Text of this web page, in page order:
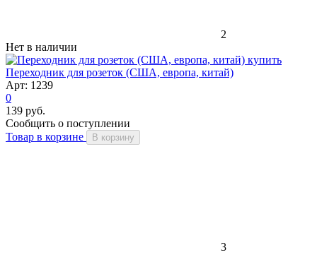
2
Нет в наличии
Переходник для розеток (США, европа, китай)
Арт: 1239
0
139 руб.
Сообщить о поступлении
Товар в корзине
В корзину
3